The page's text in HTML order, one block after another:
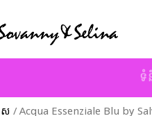
ទំ
ស / Acqua Essenziale Blu by